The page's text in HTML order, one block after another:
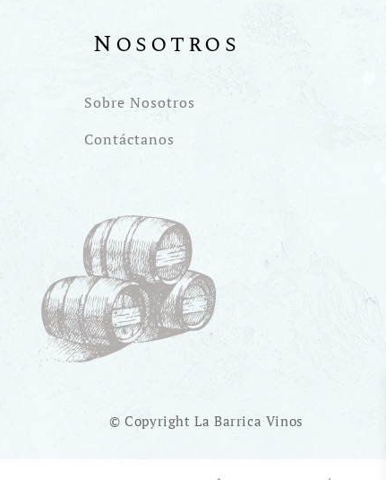
Nosotros
Sobre Nosotros
Contáctanos
© Copyright La Barrica Vinos